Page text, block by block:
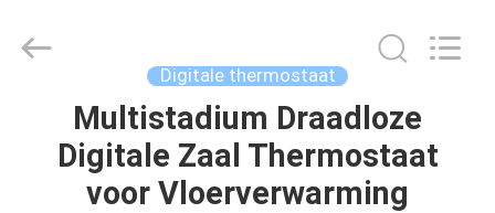
PRODUCTEN
Limited.
Digitale thermostaat
Multistadium Draadloze
Digitale Zaal Thermostaat
voor Vloerverwarming